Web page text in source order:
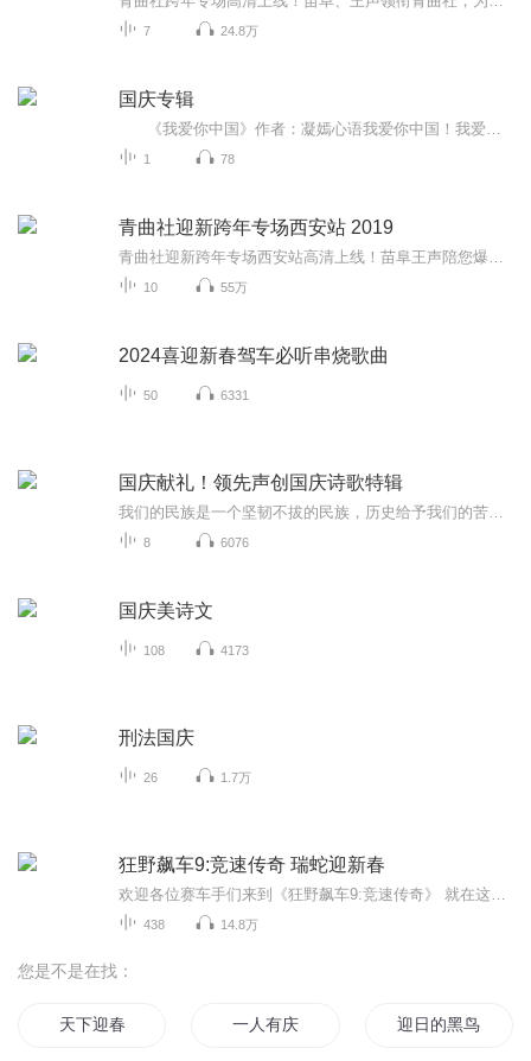
7 24.8万
国庆专辑
1 78
青曲社迎新跨年专场西安站 2019
10 55万
2024喜迎新春驾车必听串烧歌曲
50 6331
国庆献礼！领先声创国庆诗歌特辑
8 6076
国庆美诗文
108 4173
刑法国庆
26 1.7万
狂野飙车9:竞速传奇 瑞蛇迎新春
438 14.8万
您是不是在找：
天下迎春 一人有庆 迎日的黑鸟